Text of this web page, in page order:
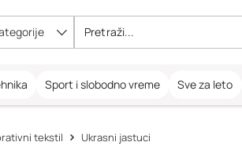
Sport i slobodno vreme Sve za leto
tekstil Ukrasni jastuci